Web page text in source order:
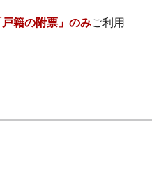
籍の附票」のみご利用